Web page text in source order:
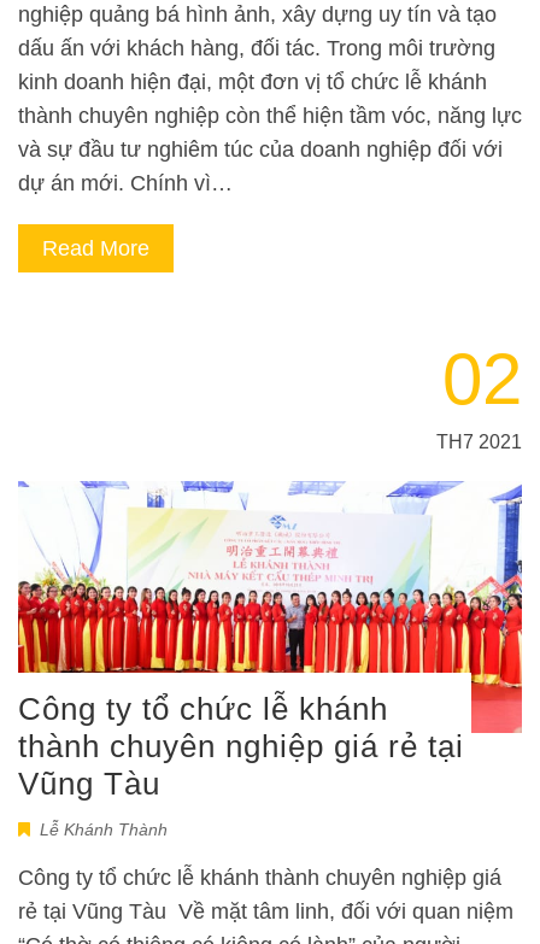
nghiệp quảng bá hình ảnh, xây dựng uy tín và tạo
dấu ấn với khách hàng, đối tác. Trong môi trường
kinh doanh hiện đại, một đơn vị tổ chức lễ khánh
thành chuyên nghiệp còn thể hiện tầm vóc, năng lực
và sự đầu tư nghiêm túc của doanh nghiệp đối với
dự án mới. Chính vì…
Read More
02
TH7 2021
Công ty tổ chức lễ khánh
thành chuyên nghiệp giá rẻ tại
Vũng Tàu
Lễ Khánh Thành
Công ty tổ chức lễ khánh thành chuyên nghiệp giá
rẻ tại Vũng Tàu Về mặt tâm linh, đối với quan niệm